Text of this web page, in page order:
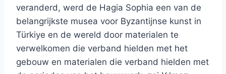
veranderd, werd de Hagia Sophia een van de
belangrijkste musea voor Byzantijnse kunst in
Türkiye en de wereld door materialen te
verwelkomen die verband hielden met het
gebouw en materialen die verband hielden met